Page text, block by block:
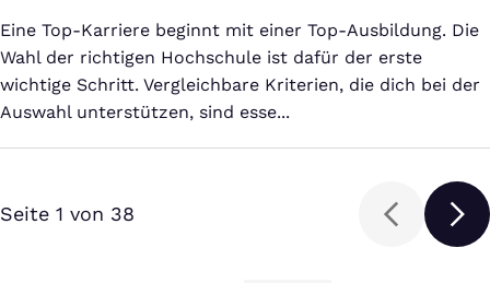
Eine Top-Karriere beginnt mit einer Top-Ausbildung. Die
Wahl der richtigen Hochschule ist dafür der erste
wichtige Schritt. Vergleichbare Kriterien, die dich bei der
Auswahl unterstützen, sind esse...
Seite 1 von 38